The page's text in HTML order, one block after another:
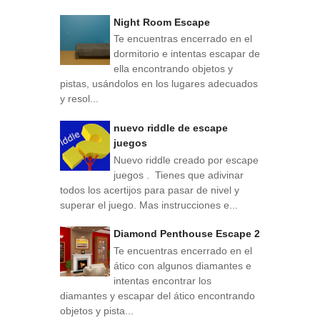
Night Room Escape
Te encuentras encerrado en el
dormitorio e intentas escapar de
ella encontrando objetos y
pistas, usándolos en los lugares adecuados
y resol...
nuevo riddle de escape
juegos
Nuevo riddle creado por escape
juegos . Tienes que adivinar
todos los acertijos para pasar de nivel y
superar el juego. Mas instrucciones e...
Diamond Penthouse Escape 2
Te encuentras encerrado en el
ático con algunos diamantes e
intentas encontrar los
diamantes y escapar del ático encontrando
objetos y pista...